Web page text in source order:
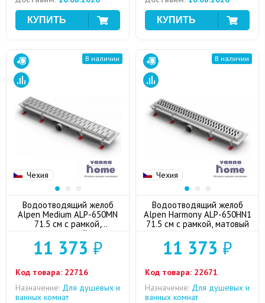
Чехия
В наличии
Водоотводящий желоб
Alpen Medium ALP-650MN
71.5 см с рамкой,
глянцевый
11 373 ₽
Код товара: 22716
Назначение: Для душевых и
ванных комнат
Чехия
В наличии
Водоотводящий желоб
Alpen Harmony ALP-650HN1
71.5 см с рамкой, матовый
11 373 ₽
Код товара: 22671
Назначение: Для душевых и
ванных комнат